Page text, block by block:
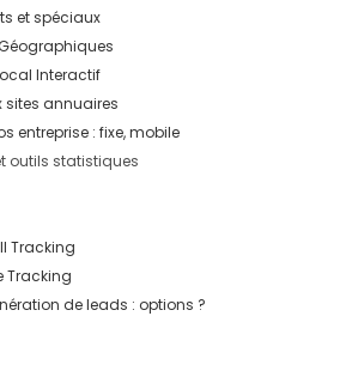
et spéciaux
Interactif
sites annuaires
entreprise : fixe, mobile
outils statistiques
Tracking
Tracking
de leads : options ?